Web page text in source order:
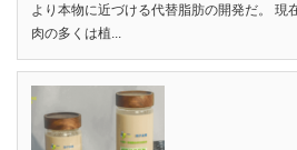
より本物に近づける代替脂肪の開発だ。 現
肉の多くは植...